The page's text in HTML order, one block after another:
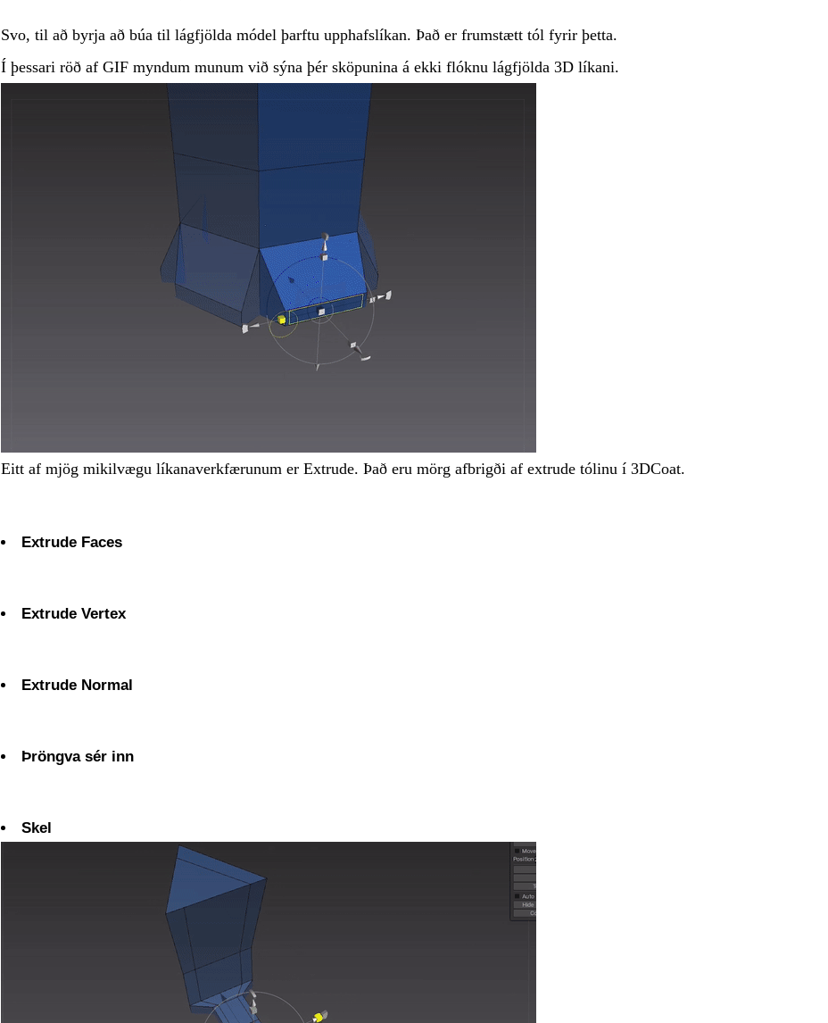
Svo, til að byrja að búa til lágfjölda módel þarftu upphafslíkan. Það er frumstætt tól fyrir þetta.
Í þessari röð af GIF myndum munum við sýna þér sköpunina á ekki flóknu lágfjölda 3D líkani.
Eitt af mjög mikilvægu líkanaverkfærunum er Extrude. Það eru mörg afbrigði af extrude tólinu í 3DCoat.
Extrude Faces
Extrude Vertex
Extrude Normal
Þröngva sér inn
Skel